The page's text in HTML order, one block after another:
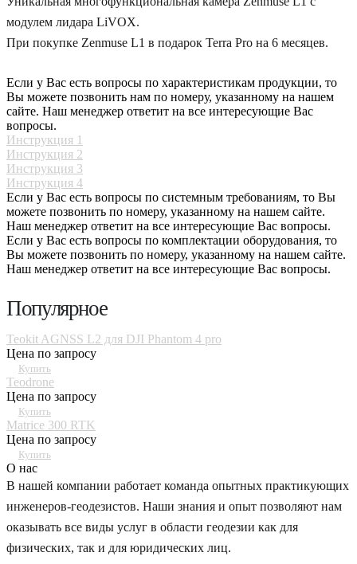
модулем лидара LiVOX.
При покупке Zenmuse L1 в подарок Terra Pro на 6 месяцев.
Если у Вас есть вопросы по характеристикам продукции, то
Вы можете позвонить нам по номеру, указанному на нашем
сайте. Наш менеджер ответит на все интересующие Вас
вопросы.
Инструкция 1
Инструкция 2
Инструкция 3
Инструкция 4
Если у Вас есть вопросы по системным требованиям, то Вы
можете позвонить по номеру, указанному на нашем сайте.
Наш менеджер ответит на все интересующие Вас вопросы.
Если у Вас есть вопросы по комплектации оборудования, то
Вы можете позвонить по номеру, указанному на нашем сайте.
Наш менеджер ответит на все интересующие Вас вопросы.
Популярное
Teokit AGNSS L2 для DJI Phantom 4 pro
Цена по запросу
Купить
Teodrone
Цена по запросу
Купить
Matrice 300 RTK
Цена по запросу
Купить
О нас
В нашей компании работает команда опытных практикующих
инженеров-геодезистов. Наши знания и опыт позволяют нам
оказывать все виды услуг в области геодезии как для
физических, так и для юридических лиц.